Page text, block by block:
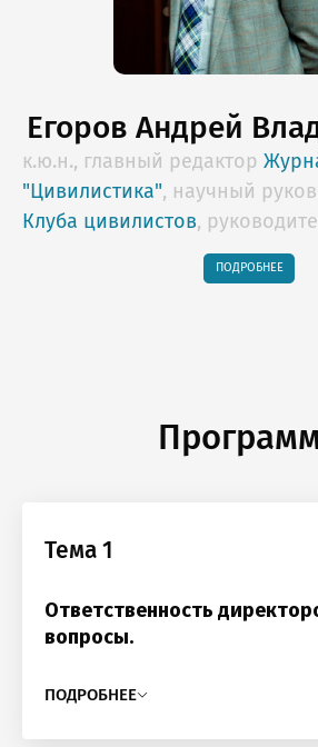
Егоров Андрей
к.ю.н., главный редактор
"Цивилистика", научный
Клуба цивилистов,
образовательных программ
профессор НИУ "Высшая
ПОДРОБНЕЕ
Тема 1
Ответственность
вопросы.
ПОДРОБНЕЕ